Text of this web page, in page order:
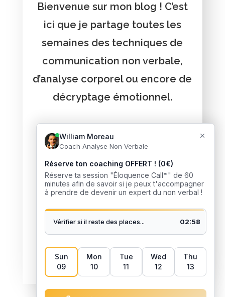
Bienvenue sur mon blog ! C’est
ici que je partage toutes les
semaines des techniques de
communication non verbale,
d’analyse corporel ou encore de
décryptage émotionnel.
Vous voulez recevoir de
l'aide ?
J’accompagne des milliers de
personnes à développer leur
intelligence sociale et
relationnelle. Je pourrais faire
pareil avec toi mon ami !